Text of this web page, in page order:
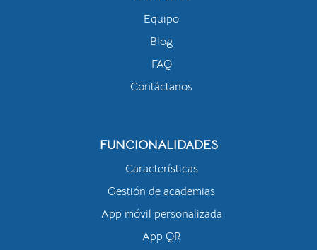
Equipo
Blog
FAQ
Contáctanos
FUNCIONALIDADES
Características
Gestión de academias
App móvil personalizada
App QR